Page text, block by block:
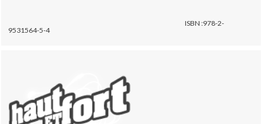
ISBN :978-2-
9531564-5-4